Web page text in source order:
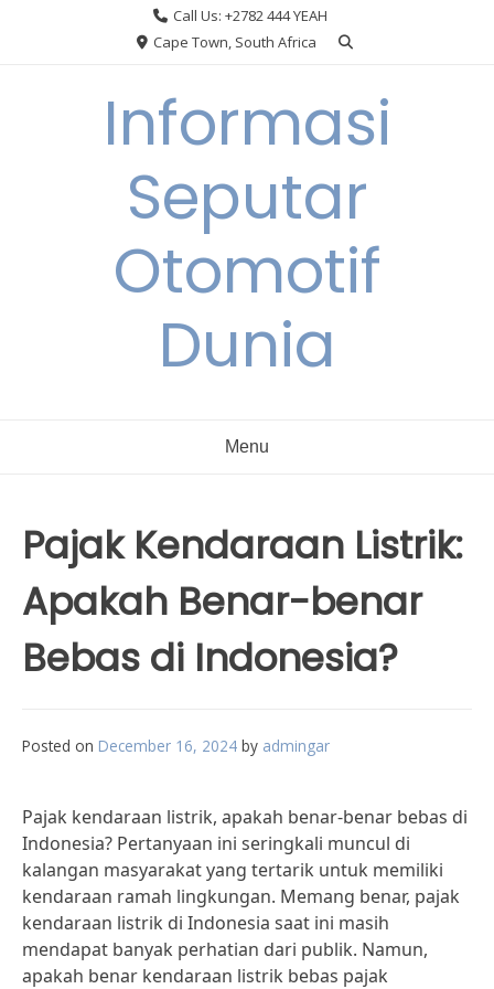
Call Us: +2782 444 YEAH
Cape Town, South Africa
Informasi
Seputar
Otomotif
Dunia
Menu
Pajak Kendaraan Listrik:
Apakah Benar-benar
Bebas di Indonesia?
Posted on December 16, 2024 by admingar
Pajak kendaraan listrik, apakah benar-benar bebas di
Indonesia? Pertanyaan ini seringkali muncul di
kalangan masyarakat yang tertarik untuk memiliki
kendaraan ramah lingkungan. Memang benar, pajak
kendaraan listrik di Indonesia saat ini masih
mendapat banyak perhatian dari publik. Namun,
apakah benar kendaraan listrik bebas pajak